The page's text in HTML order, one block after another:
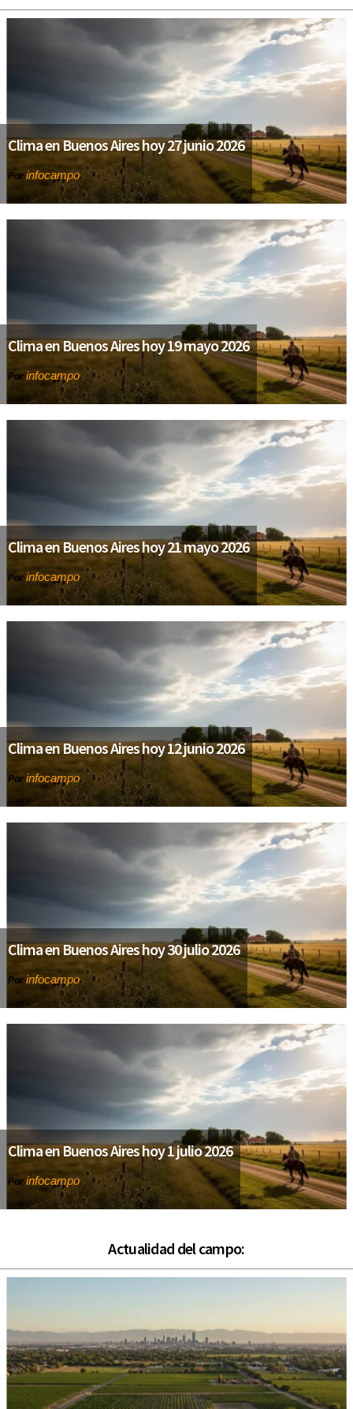
Clima en Buenos Aires hoy 27 junio 2026
Por infocampo
Clima en Buenos Aires hoy 19 mayo 2026
Por infocampo
Clima en Buenos Aires hoy 21 mayo 2026
Por infocampo
Clima en Buenos Aires hoy 12 junio 2026
Por infocampo
Clima en Buenos Aires hoy 30 julio 2026
Por infocampo
Clima en Buenos Aires hoy 1 julio 2026
Por infocampo
Actualidad del campo: